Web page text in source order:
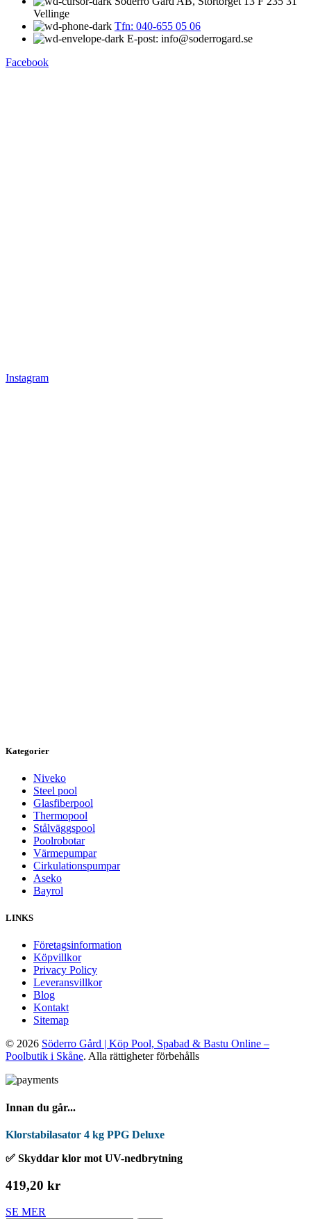
Vellinge
Tfn: 040-655 05 06
E-post: info@soderrogard.se
Facebook
Instagram
Kategorier
Niveko
Steel pool
Glasfiberpool
Thermopool
Stålväggspool
Poolrobotar
Värmepumpar
Cirkulationspumpar
Aseko
Bayrol
LINKS
Företagsinformation
Köpvillkor
Privacy Policy
Leveransvillkor
Blog
Kontakt
Sitemap
© 2026 Söderro Gård | Köp Pool, Spabad & Bastu Online –
Poolbutik i Skåne. Alla rättigheter förbehålls
Innan du går...
Klorstabilasator 4 kg PPG Deluxe
✅ Skyddar klor mot UV-nedbrytning
419,20 kr
SE MER